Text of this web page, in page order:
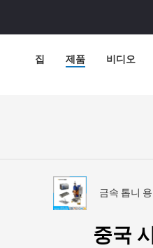
집 제품 비디오
금속 톱니
중국